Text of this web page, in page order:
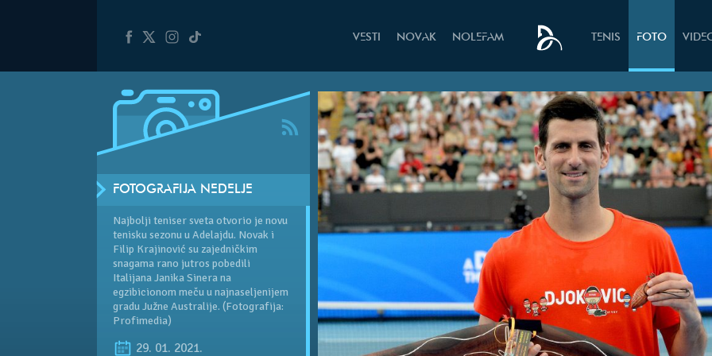
VESTI NOVAK NOLEFAM TENIS FOTO
FOTOGRAFIJA NEDELJE
Najbolji teniser sveta otvorio je novu
tenisku sezonu u Adelajdu. Novak i
Filip Krajinović su zajedničkim
snagama rano jutros pobedili
Italijana Janika Sinera na
egzibicionom meču u najnaseljenijem
gradu Južne Australije. (Fotografija:
Profimedia)
29. 01. 2021.